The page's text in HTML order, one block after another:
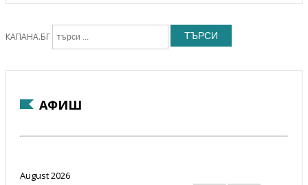
КАПАНА.БГ ТЪРСИ
АФИШ
August 2026